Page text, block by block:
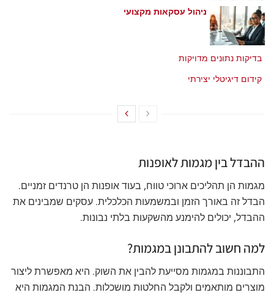
ניהול עסקאות מקצועי
בדיקות נתונים מדויקות
קידום דיגיטלי יצירתי
ההבדל בין מגמות לאופנות
מגמות הן תהליכים ארוכי טווח, בעוד אופנות הן טרנדים זמניים.
הבדל זה באורך הזמן ובמשמעות הכלכלית. עסקים שמבינים את
ההבדל, יכולים להימנע מהשקעות בלתי נבונות.
למה חשוב להתבונן במגמות?
התבוננות במגמות מסייעת להבין את השוק. היא מאפשרת ליצור
מוצרים מותאמים ולקבל החלטות מושכלות. הבנת המגמות היא